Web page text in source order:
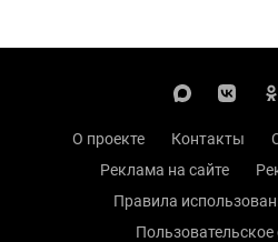
О проекте Контакты
Реклама на сайте
Правила